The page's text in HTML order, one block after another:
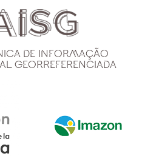
de Informação
Georreferenciada